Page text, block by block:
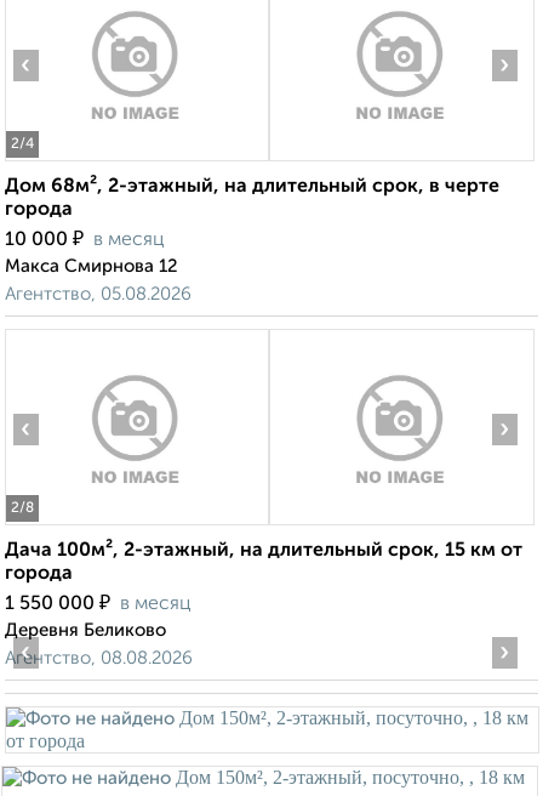
2/4
‹ ›
Дом 68м², 2-этажный, на длительный срок, в черте
города
10 000 ₽ в месяц
Макса Смирнова 12
Агентство, 05.08.2026
2/8
‹ ›
Дача 100м², 2-этажный, на длительный срок, 15 км от
города
1 550 000 ₽ в месяц
Деревня Беликово
Агентство, 08.08.2026
‹ ›